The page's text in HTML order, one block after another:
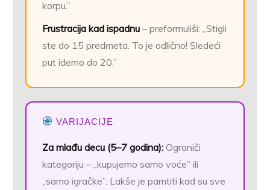
korpu.”
Frustracija kad ispadnu – preformuliši: „Stigli
ste do 15 predmeta. To je odlično! Sledeći
put idemo do 20.”
VARIJACIJE
Za mlađu decu (5–7 godina): Ograniči
kategoriju – „kupujemo samo voće” ili
„samo igračke”. Lakše je pamtiti kad su sve